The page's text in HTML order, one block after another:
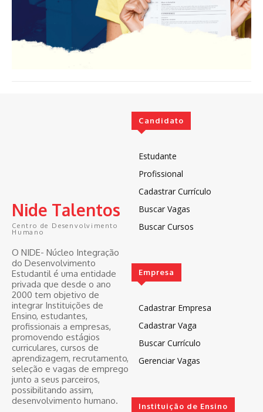
Nide Talentos
Centro de Desenvolvimento
Humano
O NIDE- Núcleo Integração
do Desenvolvimento
Estudantil é uma entidade
privada que desde o ano
2000 tem objetivo de
integrar Instituições de
Ensino, estudantes,
profissionais a empresas,
promovendo estágios
curriculares, cursos de
aprendizagem, recrutamento,
seleção e vagas de emprego
junto a seus parceiros,
possibilitando assim,
desenvolvimento humano.
Candidato
Estudante
Profissional
Cadastrar Currículo
Buscar Vagas
Buscar Cursos
Empresa
Cadastrar Empresa
Cadastrar Vaga
Buscar Currículo
Gerenciar Vagas
Instituição de Ensino